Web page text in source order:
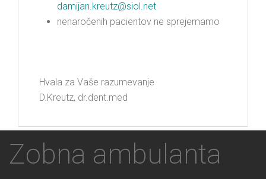
damijan.kreutz@siol.net
nenaročenih pacientov ne sprejemamo
Hvala za Vaše razumevanje
D.Kreutz, dr.dent.med
Zobna ambulanta